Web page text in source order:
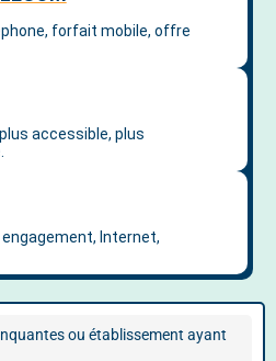
ou établissement ayant